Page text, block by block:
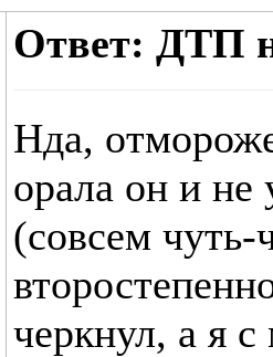
Ответ: ДТП
Нда,
орала он и
(совсем чуть-
черкнул, а я